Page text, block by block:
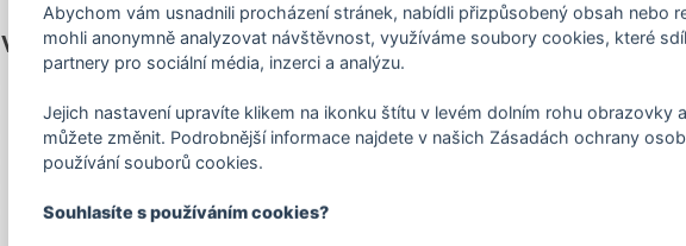
Vybavení v ceně:
Parní trubky 2 ks
Podlahová hubice
Ruční hubice
Kryt, Ušlechtilá ocel
Abychom vám usnadnili procházení stránek, nabídli přizpůsobený obsah nebo
mohli anonymně analyzovat návštěvnost, využíváme soubory cookies, které
partnery pro sociální média, inzerci a analýzu.
Jejich nastavení upravíte klikem na ikonku štítu v levém dolním rohu obrazovky
můžete změnit. Podrobnější informace najdete v našich Zásadách ochrany
používání souborů cookies.
Souhlasíte s používáním cookies?